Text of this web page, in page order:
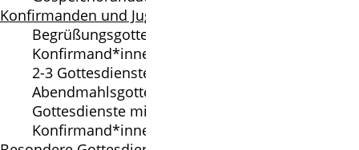
Konfirmanden und Jugendliche
Begrüßungsgottesdienst für neue
Konfirmand*innen
2-3 Gottesdienste zur Konfirmation + jeweils
Abendmahlsgottesdienste
Gottesdienste mit Beteiligung von
Konfirmand*innen